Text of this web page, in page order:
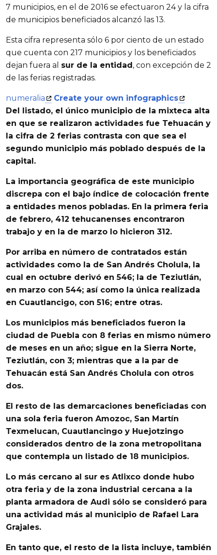
7 municipios, en el de 2016 se efectuaron 24 y la cifra
de municipios beneficiados alcanzó las 13.
Esta cifra representa sólo 6 por ciento de un estado
que cuenta con 217 municipios y los beneficiados
dejan fuera al sur de la entidad , con excepción de 2
de las ferias registradas.
numeralia
Create your own infographics
Del listado, el único municipio de la mixteca alta
en que se realizaron actividades fue Tehuacán y
la cifra de 2 ferias contrasta con que sea el
segundo municipio más poblado después de la
capital.
La importancia geográfica de este municipio
discrepa con el
bajo índice de colocación frente
a entidades menos pobladas. En la primera feria
de febrero, 412 tehucanenses encontraron
trabajo y en la de marzo lo hicieron 312.
Por arriba en número de contratados están
actividades como la de San Andrés Cholula, la
cual en octubre derivó en 546; la de Teziutlán,
en marzo con 544; así como la única realizada
en Cuautlancigo, con 516; entre otras.
Los municipios más beneficiados fueron la
ciudad de Puebla con 8 ferias en mismo número
de meses en un año; sigue en la Sierra Norte,
Teziutlán, con 3; mientras que a la par de
Tehuacán está San Andrés Cholula con otros
dos.
El resto de las demarcaciones beneficiadas con
una sola feria fueron Amozoc, San Martín
Texmelucan, Cuautlancingo y Huejotzingo
considerados dentro de la zona metropolitana
que contempla un listado de 18 municipios.
Lo más cercano al sur es Atlixco donde hubo
otra feria y de la zona industrial cercana a la
planta armadora de Audi sólo se consideró para
una actividad más al municipio de Rafael Lara
Grajales.
En tanto que, el resto de la lista incluye, también